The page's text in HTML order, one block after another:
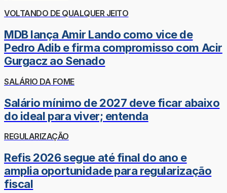
VOLTANDO DE QUALQUER JEITO
MDB lança Amir Lando como vice de
Pedro Adib e firma compromisso com Acir
Gurgacz ao Senado
SALÁRIO DA FOME
Salário mínimo de 2027 deve ficar abaixo
do ideal para viver; entenda
REGULARIZAÇÃO
Refis 2026 segue até final do ano e
amplia oportunidade para regularização
fiscal